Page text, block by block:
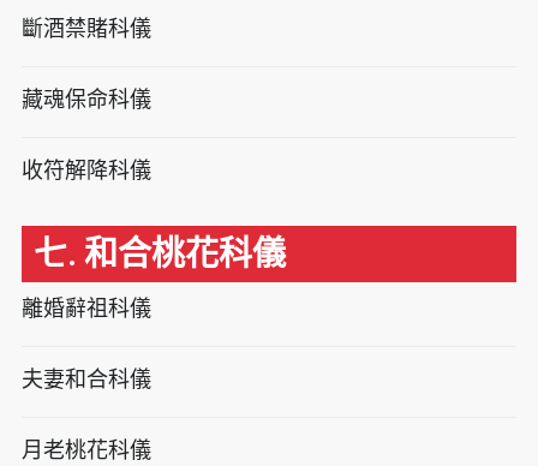
斷酒禁賭科儀
藏魂保命科儀
收符解降科儀
七. 和合桃花科儀
離婚辭祖科儀
夫妻和合科儀
月老桃花科儀